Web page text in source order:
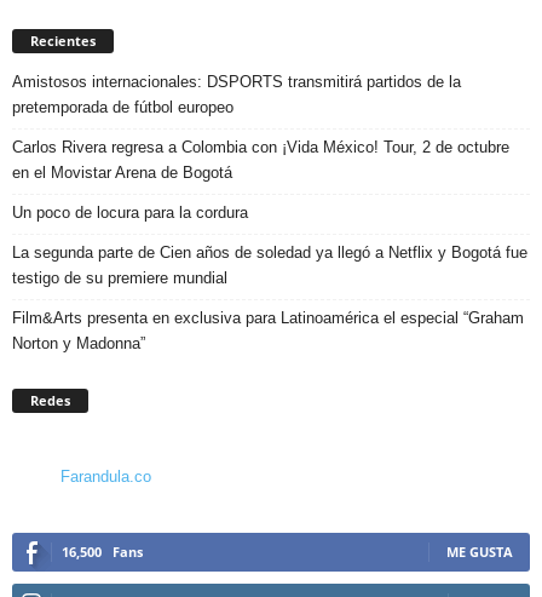
Recientes
Amistosos internacionales: DSPORTS transmitirá partidos de la
pretemporada de fútbol europeo
Carlos Rivera regresa a Colombia con ¡Vida México! Tour, 2 de octubre
en el Movistar Arena de Bogotá
Un poco de locura para la cordura
La segunda parte de Cien años de soledad ya llegó a Netflix y Bogotá fue
testigo de su premiere mundial
Film&Arts presenta en exclusiva para Latinoamérica el especial “Graham
Norton y Madonna”
Redes
Farandula.co
16,500 Fans ME GUSTA